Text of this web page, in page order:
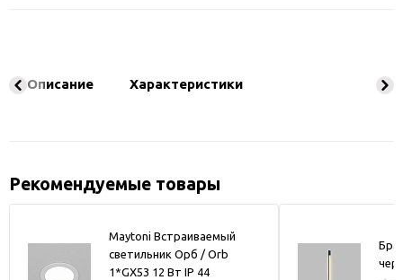
Описание Характеристики
Рекомендуемые товары
Maytoni Встраиваемый
светильник Орб / Orb
1*GX53 12 Вт IP 44
Бра